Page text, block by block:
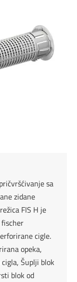
sa
zidane
FIS H je
cigle.
opeka,
Šuplji blok
blok od